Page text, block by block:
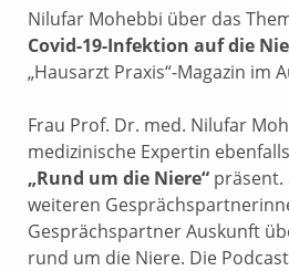
Nilufar Mohebbi über das
Covid-19-Infektion auf die
„Hausarzt Praxis“-Magazin im
Frau Prof. Dr. med. Nilufar
medizinische Expertin
„Rund um die Niere“ präsent.
weiteren
Gesprächspartner Auskunft
rund um die Niere. Die